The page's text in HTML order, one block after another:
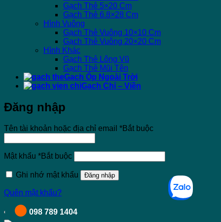
Gạch Thẻ 5×20 Cm
Gạch Thẻ 6.8×28 Cm
Hình Vuông
Gạch Thẻ Vuông 10×10 Cm
Gạch Thẻ Vuông 20×20 Cm
Hình Khác
Gạch Thẻ Lông Vũ
Gạch Thẻ Mũi Tên
Gạch Ốp Ngoài Trời
Gạch Chỉ – Viền
098 789 1404
Đăng nhập
Tên tài khoản hoặc địa chỉ email *Bắt buộc
Mật khẩu *Bắt buộc
Ghi nhớ mật khẩu Đăng nhập
Quên mật khẩu?